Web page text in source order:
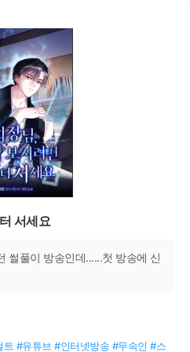
서세요
썰풀이 방송인데......첫 방송에 신
#유튜브 #인터넷방송 #무속인 #스